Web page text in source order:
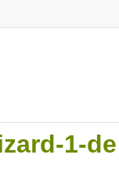
1-de